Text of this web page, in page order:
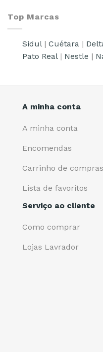
Top Marcas
Sidul| Cuétara |
Pato Real| Nestle |
A minha conta
A minha conta
Encomendas
Carrinho de compras
Lista de favoritos
Serviço ao cliente
Como comprar
Lojas Lavrador